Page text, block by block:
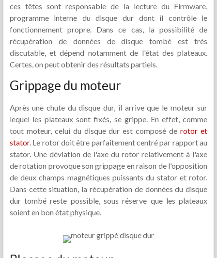
ces têtes sont responsable de la lecture du Firmware,
programme interne du disque dur dont il contrôle le
fonctionnement propre. Dans ce cas, la possibilité de
récupération de données de disque tombé est très
discutable, et dépend notamment de l'état des plateaux.
Certes, on peut obtenir des résultats partiels.
Grippage du moteur
Après une chute du disque dur, il arrive que le moteur sur
lequel les plateaux sont fixés, se grippe. En effet, comme
tout moteur, celui du disque dur est composé derotor et
stator. Le rotor doit être parfaitement centré par rapport au
stator. Une déviation de l'axe du rotor relativement à l'axe
de rotation provoque son grippage en raison de l'opposition
de deux champs magnétiques puissants du stator et rotor.
Dans cette situation, la récupération de données du disque
dur tombé reste possible, sous réserve que les plateaux
soient en bon état physique.